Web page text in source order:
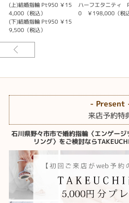
(上)結婚指輪 Pt950 ￥15
4,000（税込）
(下)結婚指輪 Pt950 ￥15
9,500（税込）
ハーフエタニティ
0 ￥198,000（税込
- Present
来店予約特
石川県野々市市で婚約指輪〈エンゲー
リング〉をご検討なら